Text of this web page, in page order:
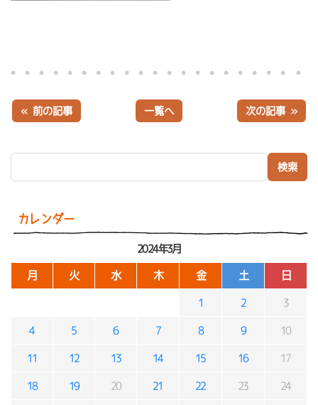
カレンダー
2024年3月
月 火 水 木 金 土 日
1 2 3
4 5 6 7 8 9 10
11 12 13 14 15 16 17
18 19 20 21 22 23 24
« 前の記事 一覧へ 次の記事 »